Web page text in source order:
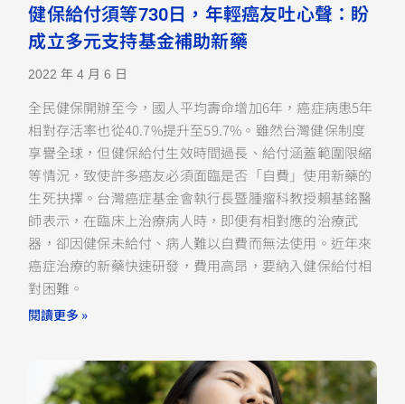
健保給付須等730日，年輕癌友吐心聲：盼
成立多元支持基金補助新藥
2022 年 4 月 6 日
全民健保開辦至今，國人平均壽命增加6年，癌症病患5年
相對存活率也從40.7%提升至59.7%。雖然台灣健保制度
享譽全球，但健保給付生效時間過長、給付涵蓋範圍限縮
等情況，致使許多癌友必須面臨是否「自費」使用新藥的
生死抉擇。台灣癌症基金會執行長暨腫瘤科教授賴基銘醫
師表示，在臨床上治療病人時，即便有相對應的治療武
器，卻因健保未給付、病人難以自費而無法使用。近年來
癌症治療的新藥快速研發，費用高昂，要納入健保給付相
對困難。
閱讀更多 »